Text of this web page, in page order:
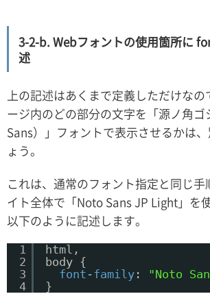
3-2-b. Webフォントの使用箇所に
述
上の記述はあくまで定義しただけなの
ージ内のどの部分の文字を「源ノ角
Sans）」フォントで表示させるかは
ょう。
これは、通常のフォント指定と同じ
イト全体で「Noto Sans JP Light」を
以下のように記述します。
1
2
3
4
html,
body {
font-family : "Noto
}